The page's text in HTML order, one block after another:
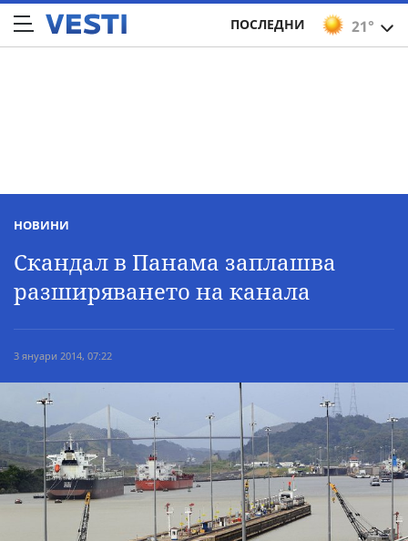
21°
ПОСЛЕДНИ
НОВИНИ
Скандал в Панама заплашва
разширяването на канала
3 януари 2014, 07:22